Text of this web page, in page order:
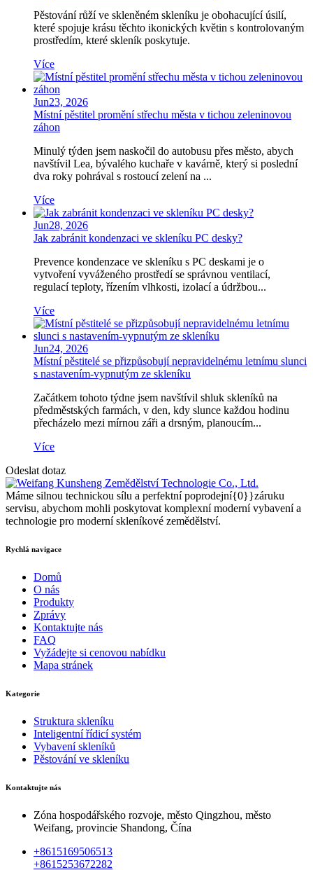
Pěstování růží ve skleněném skleníku je obohacující úsilí,
které spojuje krásu těchto ikonických květin s kontrolovaným
prostředím, které skleník poskytuje.
Více
Jun23, 2026
Místní pěstitel promění střechu města v tichou zeleninovou
záhon
Minulý týden jsem naskočil do autobusu přes město, abych
navštívil Lea, bývalého kuchaře v kavárně, který si poslední
dva roky pohrával s rostoucí zelení na ...
Více
Jun28, 2026
Jak zabránit kondenzaci ve skleníku PC desky?
Prevence kondenzace ve skleníku s PC deskami je o
vytvoření vyváženého prostředí se správnou ventilací,
regulací teploty, řízením vlhkosti, izolací a údržbou...
Více
Jun24, 2026
Místní pěstitelé se přizpůsobují nepravidelnému letnímu slunci
s nastavením-vypnutým ze skleníku
Začátkem tohoto týdne jsem navštívil shluk skleníků na
předměstských farmách, v den, kdy slunce každou hodinu
přecházelo mezi mírnou záři a drsným, planoucím...
Více
Odeslat dotaz
Máme silnou technickou sílu a perfektní poprodejní{0}}záruku
servisu, abychom mohli poskytovat komplexní moderní vybavení a
technologie pro moderní skleníkové zemědělství.
Rychlá navigace
Domů
O nás
Produkty
Zprávy
Kontaktujte nás
FAQ
Vyžádejte si cenovou nabídku
Mapa stránek
Kategorie
Struktura skleníku
Inteligentní řídicí systém
Vybavení skleníků
Pěstování ve skleníku
Kontaktujte nás
Zóna hospodářského rozvoje, město Qingzhou, město
Weifang, provincie Shandong, Čína
+8615169506513
+8615253672282